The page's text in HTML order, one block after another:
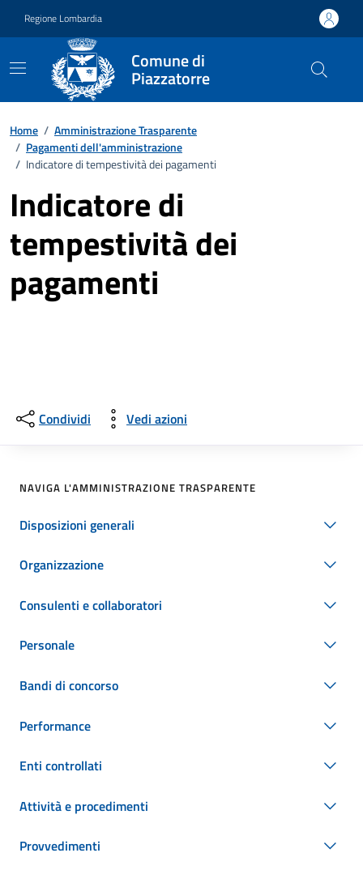
Regione Lombardia
Comune di
Piazzatorre
Home / Amministrazione Trasparente
/ Pagamenti dell'amministrazione
/ Indicatore di tempestività dei pagamenti
Indicatore di
tempestività dei
pagamenti
Condividi Vedi azioni
NAVIGA L'AMMINISTRAZIONE TRASPARENTE
Disposizioni generali
Organizzazione
Consulenti e collaboratori
Personale
Bandi di concorso
Performance
Enti controllati
Attività e procedimenti
Provvedimenti